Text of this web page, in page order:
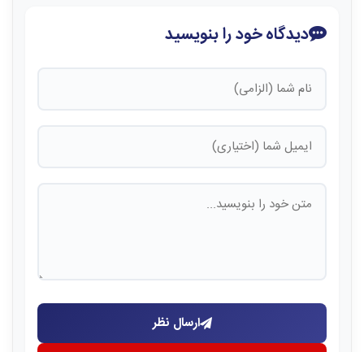
دیدگاه خود را بنویسید
ارسال نظر